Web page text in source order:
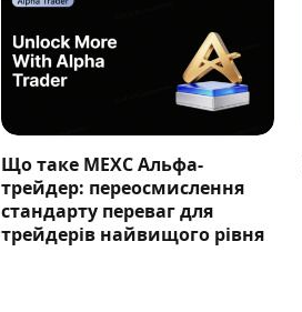
Що таке MEXC Альфа-
трейдер: переосмислення
стандарту переваг для
трейдерів найвищого рівня